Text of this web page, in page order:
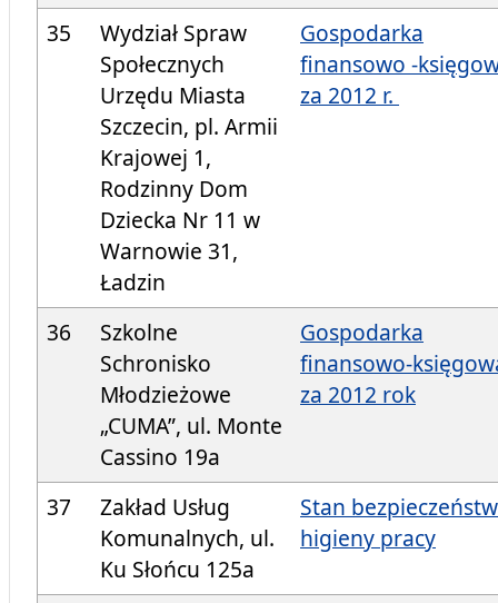
35
Wydział Spraw
Społecznych
Urzędu Miasta
Szczecin, pl. Armii
Krajowej 1,
Rodzinny Dom
Dziecka Nr 11 w
Warnowie 31,
Ładzin
Gospodarka
finansowo -
za 2012 r.
36
Szkolne
Schronisko
Młodzieżowe
„CUMA”, ul. Monte
Cassino 19a
Gospodarka
finansowo-
za 2012 rok
37
Zakład Usług
Komunalnych, ul.
Ku Słońcu 125a
Stan
higieny pracy